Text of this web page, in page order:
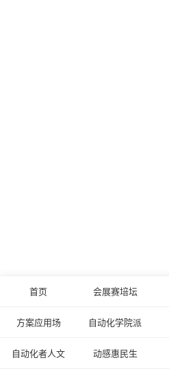
首页 会展赛培坛
方案应用场 自动化学院派
自动化者人文 动感惠民生